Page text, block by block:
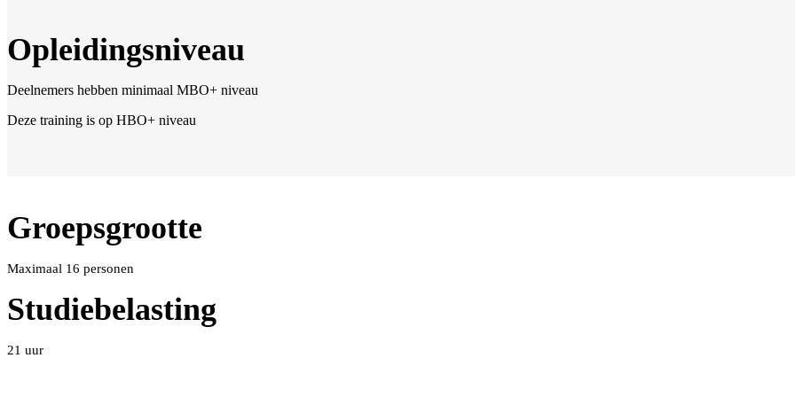
Opleidingsniveau
Deelnemers hebben minimaal MBO+ niveau
Deze training is op HBO+ niveau
Groepsgrootte
Maximaal 16 personen
Studiebelasting
21 uur